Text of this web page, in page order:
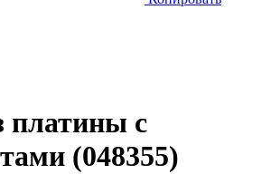
платины с
(048355)